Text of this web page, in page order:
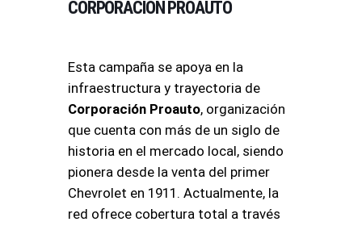
CORPORACIÓN PROAUTO
Esta campaña se apoya en la
infraestructura y trayectoria de
Corporación Proauto, organización
que cuenta con más de un siglo de
historia en el mercado local, siendo
pionera desde la venta del primer
Chevrolet en 1911 . Actualmente, la
red ofrece cobertura total a través